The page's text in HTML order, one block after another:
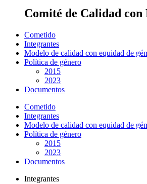
Comité de Calidad con
Cometido
Integrantes
Modelo de calidad con equidad de
Política de género
2015
2023
Documentos
Cometido
Integrantes
Modelo de calidad con equidad de
Política de género
2015
2023
Documentos
Integrantes